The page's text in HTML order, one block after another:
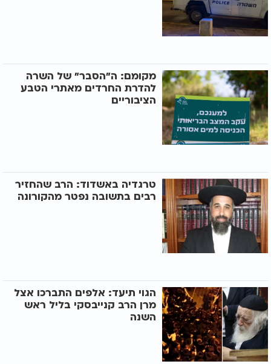
מקומם: ה"הסבר" של השרה
להדרת החרדים מאתרי הטבע
הציבוריים
טרגדיה באשדוד: הרב שהחזיר
רבים בתשובה נפטר מהקורונה
הגוי תיעד: אלפים התברכו אצל
מרן הרב קנייבסקי בליל ראש
השנה